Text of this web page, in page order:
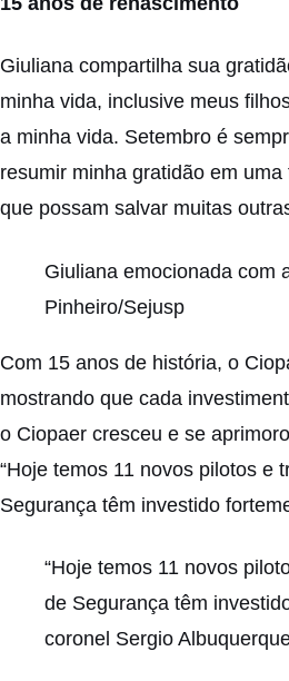
Giuliana compartilha sua
minha vida, inclusive meus
a minha vida. Setembro é
resumir minha gratidão em
que possam salvar muitas
Giuliana emocionada com
Pinheiro/Sejusp
Com 15 anos de história, o
mostrando que cada
o Ciopaer cresceu e se
“Hoje temos 11 novos pilotos e
Segurança têm investido
“Hoje temos 11 novos
de Segurança têm
coronel Sergio